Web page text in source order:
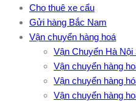
Cho thuê xe cẩu
Gửi hàng Bắc Nam
Vận chuyển hàng hoá
Vận Chuyển Hà Nội
Vận chuyển hàng
Vận chuyển hàng
Vận chuyển hàng